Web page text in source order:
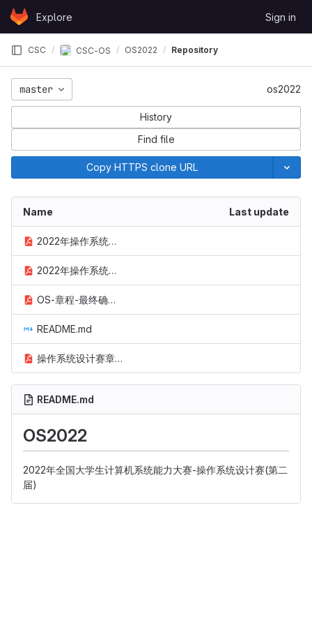
Skip to content
GitLabExplore Sign in
CSC CSC-OS OS2022 Repository
master os2022
History
Find file
Copy HTTPS clone URL
Name Last update
2022年操作系统大赛技术方案--确认版-1.pdf
2022年操作系统大赛章程-确认版-1.pdf
OS-章程-最终确认版.pdf
README.md
操作系统设计赛章程.pdf
README.md
OS2022
2022年全国大学生计算机系统能力大赛-操作系统设计赛(第二
届)